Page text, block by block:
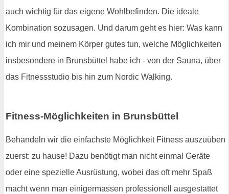
auch wichtig für das eigene Wohlbefinden. Die ideale
Kombination sozusagen. Und darum geht es hier: Was kann
ich mir und meinem Körper gutes tun, welche Möglichkeiten
insbesondere in Brunsbüttel habe ich - von der Sauna, über
das Fitnessstudio bis hin zum Nordic Walking.
Fitness-Möglichkeiten in Brunsbüttel
Behandeln wir die einfachste Möglichkeit Fitness auszuüben
zuerst: zu hause! Dazu benötigt man nicht einmal Geräte
oder eine spezielle Ausrüstung, wobei das oft mehr Spaß
macht wenn man einigermassen professionell ausgestattet